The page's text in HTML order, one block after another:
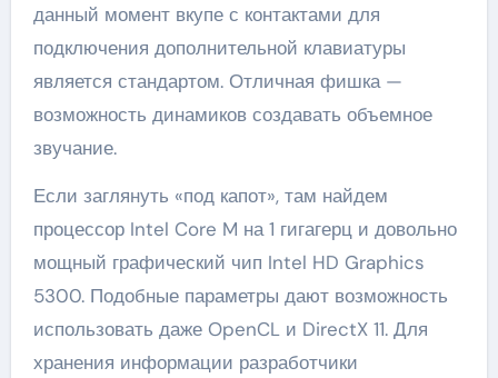
данный момент вкупе с контактами для
подключения дополнительной клавиатуры
является стандартом. Отличная фишка —
возможность динамиков создавать объемное
звучание.
Если заглянуть «под капот», там найдем
процессор Intel Core M на 1 гигагерц и довольно
мощный графический чип Intel HD Graphics
5300. Подобные параметры дают возможность
использовать даже OpenCL и DirectX 11. Для
хранения информации разработчики